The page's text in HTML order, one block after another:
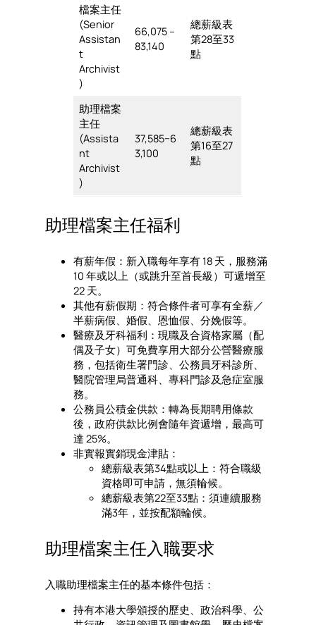
檔案主任
(Senior
Assistan
t
Archivist
)
66,075 –
83,140
總薪級表
第28至33
點
助理檔案
主任
(Assista
nt
Archivist
)
37,585−6
3,100
總薪級表
第16至27
點
助理檔案主任福利
有薪年假：新入職每年享有 18 天，服務滿
10 年或以上（或跳升至首長級）可遞增至
22 天。
其他有薪假期：符合條件者可享有全薪／
半薪病假、婚假、恩恤假、分娩假等。
醫療及牙科福利：現職及合資格家屬（配
偶及子女）可免費享用大部分公營醫療服
務，包括衛生署門診、公務員牙科診所、
醫院管理局普通科、專科門診及急症室服
務。
公務員公積金供款：轉為長期聘用條款
後，政府供款比例會隨年資遞增，最高可
達 25%。
非實報實銷現金津貼：
總薪級表第34點或以上：符合職級
資格即可申請，無須輪候。
總薪級表第22至33點：須連續服務
滿3年，並按配額輪候。
助理檔案主任入職要求
入職助理檔案主任的基本條件包括：
持有本港大學頒授的歷史、政治科學、公